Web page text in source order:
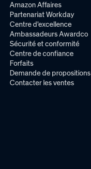
Amazon Affaires
Partenariat Workday
Centre d'excellence
Ambassadeurs Awardco
Sécurité et conformité
Centre de confiance
Forfaits
Demande de propositions
Contacter les ventes